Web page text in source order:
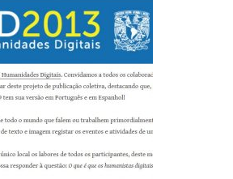
and
time:
modelling,
analyzing,
and
representing
data
in
the
digital